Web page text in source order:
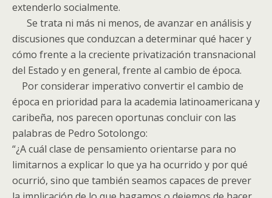
extenderlo socialmente.
Se trata ni más ni menos, de avanzar en análisis y
discusiones que conduzcan a determinar qué hacer y
cómo frente a la creciente privatización transnacional
del Estado y en general, frente al cambio de época.
Por considerar imperativo convertir el cambio de
época en prioridad para la academia latinoamericana y
caribeña, nos parecen oportunas concluir con las
palabras de Pedro Sotolongo:
“¿A cuál clase de pensamiento orientarse para no
limitarnos a explicar lo que ya ha ocurrido y por qué
ocurrió, sino que también seamos capaces de prever